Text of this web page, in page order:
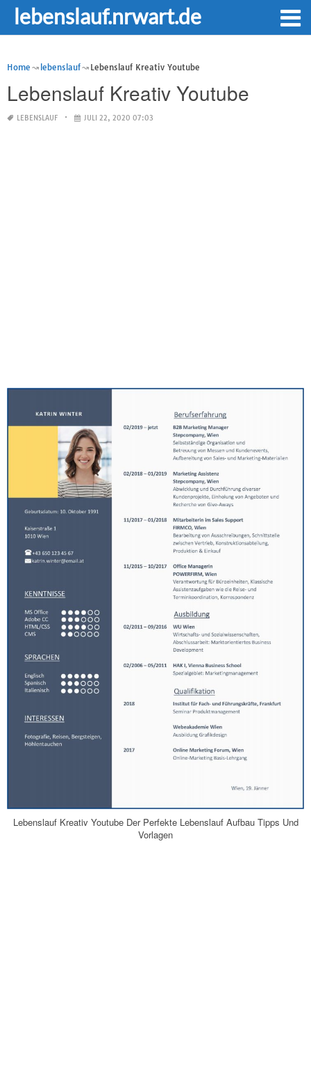
lebenslauf.nrwart.de
Home lebenslauf Lebenslauf Kreativ Youtube
Lebenslauf Kreativ Youtube
LEBENSLAUF JULI 22, 2020 07:03
Lebenslauf Kreativ Youtube Der Perfekte Lebenslauf Aufbau Tipps Und
Vorlagen